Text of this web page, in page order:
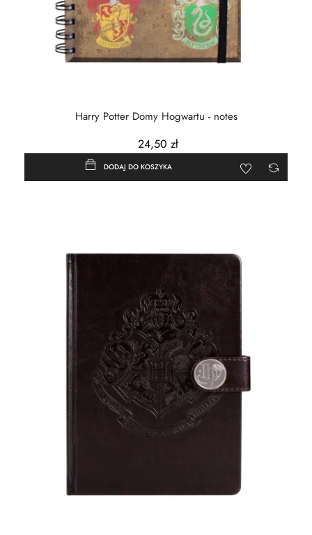
Harry Potter Domy Hogwartu - notes
24,50 zł
DODAJ DO KOSZYKA